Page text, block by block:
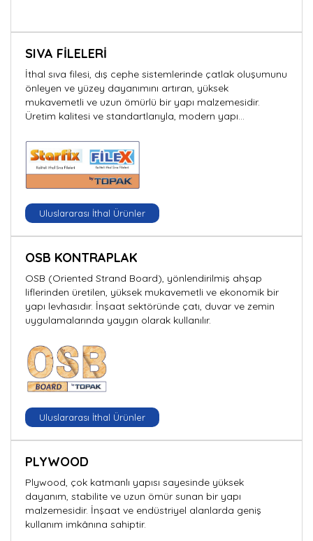
SIVA FİLELERİ
İthal sıva filesi, dış cephe sistemlerinde çatlak oluşumunu
önleyen ve yüzey dayanımını artıran, yüksek
mukavemetli ve uzun ömürlü bir yapı malzemesidir.
Üretim kalitesi ve standartlarıyla, modern yapı
Uluslararası İthal Ürünler
OSB KONTRAPLAK
OSB (Oriented Strand Board), yönlendirilmiş ahşap
liflerinden üretilen, yüksek mukavemetli ve ekonomik bir
yapı levhasıdır. İnşaat sektöründe çatı, duvar ve zemin
uygulamalarında yaygın olarak kullanılır.
Uluslararası İthal Ürünler
PLYWOOD
Plywood, çok katmanlı yapısı sayesinde yüksek
dayanım, stabilite ve uzun ömür sunan bir yapı
malzemesidir. İnşaat ve endüstriyel alanlarda geniş
kullanım imkânına sahiptir.